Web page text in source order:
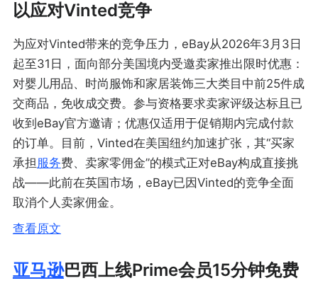
以应对Vinted竞争
为应对Vinted带来的竞争压力，eBay从2026年3月3日
起至31日，面向部分美国境内受邀卖家推出限时优惠：
对婴儿用品、时尚服饰和家居装饰三大类目中前25件成
交商品，免收成交费。参与资格要求卖家评级达标且已
收到eBay官方邀请；优惠仅适用于促销期内完成付款
的订单。目前，Vinted在美国纽约加速扩张，其“买家
承担服务费、卖家零佣金”的模式正对eBay构成直接挑
战——此前在英国市场，eBay已因Vinted的竞争全面
取消个人卖家佣金。
查看原文
亚马逊巴西上线Prime会员15分钟免费